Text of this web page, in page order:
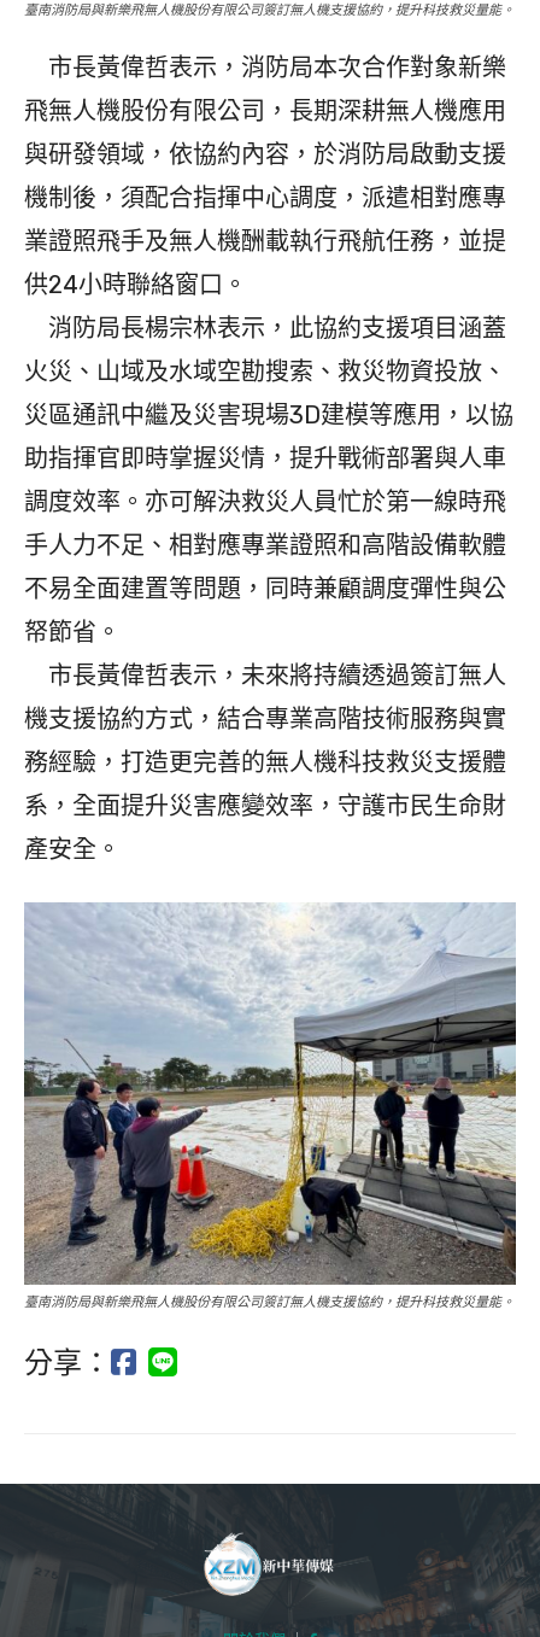
臺南消防局與新樂飛無人機股份有限公司簽訂無人機支援協約，提升科技救災量能。
市長黃偉哲表示，消防局本次合作對象新樂
飛無人機股份有限公司，長期深耕無人機應用
與研發領域，依協約內容，於消防局啟動支援
機制後，須配合指揮中心調度，派遣相對應專
業證照飛手及無人機酬載執行飛航任務，並提
供24小時聯絡窗口。
消防局長楊宗林表示，此協約支援項目涵蓋
火災、山域及水域空勘搜索、救災物資投放、
災區通訊中繼及災害現場3D建模等應用，以協
助指揮官即時掌握災情，提升戰術部署與人車
調度效率。亦可解決救災人員忙於第一線時飛
手人力不足、相對應專業證照和高階設備軟體
不易全面建置等問題，同時兼顧調度彈性與公
帑節省。
市長黃偉哲表示，未來將持續透過簽訂無人
機支援協約方式，結合專業高階技術服務與實
務經驗，打造更完善的無人機科技救災支援體
系，全面提升災害應變效率，守護市民生命財
產安全。
臺南消防局與新樂飛無人機股份有限公司簽訂無人機支援協約，提升科技救災量能。
分享：